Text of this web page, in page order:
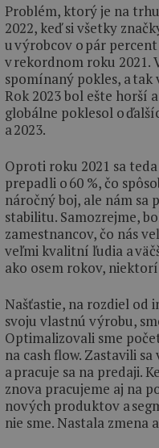
Problém, ktorý je na
2022, keď si všetky
u výrobcov o pár
v rekordnom roku 2021.
spomínaný pokles, a
Rok 2023 bol ešte horší
globálne poklesol o
a 2023.
Oproti roku 2021 sa
prepadli o 60 %, čo
náročný boj, ale nám sa
stabilitu. Samozrejme,
zamestnancov, čo nás
veľmi kvalitní ľudia a
ako osem rokov,
Našťastie, na rozdiel od
svoju vlastnú výrobu,
Optimalizovali sme
na cash flow. Zastavili
a pracuje sa na predaji.
znova pracujeme aj na
nových produktov a
nie sme. Nastala zmena